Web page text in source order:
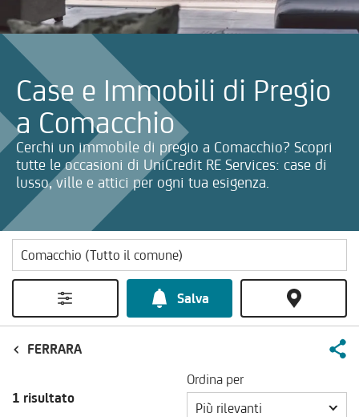
Case e Immobili di Pregio
a Comacchio
Cerchi un immobile di pregio a Comacchio? Scopri
tutte le occasioni di UniCredit RE Services: case di
lusso, ville e attici per ogni tua esigenza.
Salva
FERRARA
1 risultato
Ordina per
Più rilevanti